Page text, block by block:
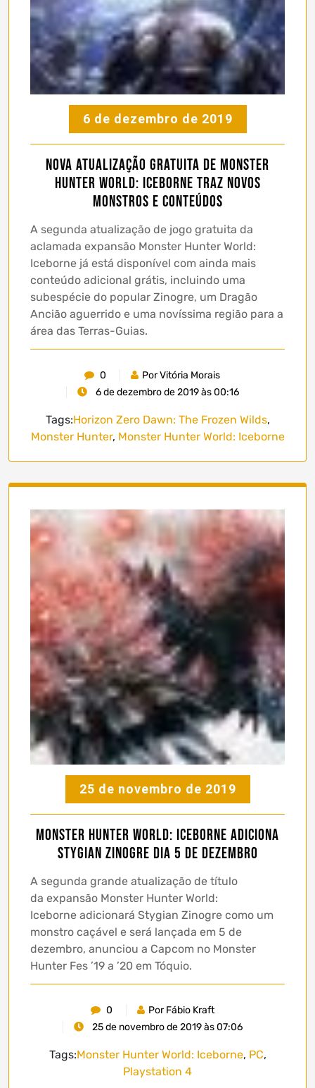
6 de dezembro de 2019
Nova Atualização Gratuita de Monster
Hunter World: Iceborne Traz Novos
Monstros e conteúdos
A segunda atualização de jogo gratuita da
aclamada expansão Monster Hunter World:
Iceborne já está disponível com ainda mais
conteúdo adicional grátis, incluindo uma
subespécie do popular Zinogre, um Dragão
Ancião aguerrido e uma novíssima região para a
área das Terras-Guias.
0
Por Vitória Morais
6 de dezembro de 2019 às 00:16
Tags:Horizon Zero Dawn: The Frozen Wilds,
Monster Hunter, Monster Hunter World: Iceborne
25 de novembro de 2019
Monster Hunter World: Iceborne adiciona
Stygian Zinogre dia 5 de dezembro
A segunda grande atualização de título
da expansão Monster Hunter World:
Iceborne adicionará Stygian Zinogre como um
monstro caçável e será lançada em 5 de
dezembro, anunciou a Capcom no Monster
Hunter Fes ’19 a ’20 em Tóquio.
0
Por Fábio Kraft
25 de novembro de 2019 às 07:06
Tags:Monster Hunter World: Iceborne, PC,
Playstation 4